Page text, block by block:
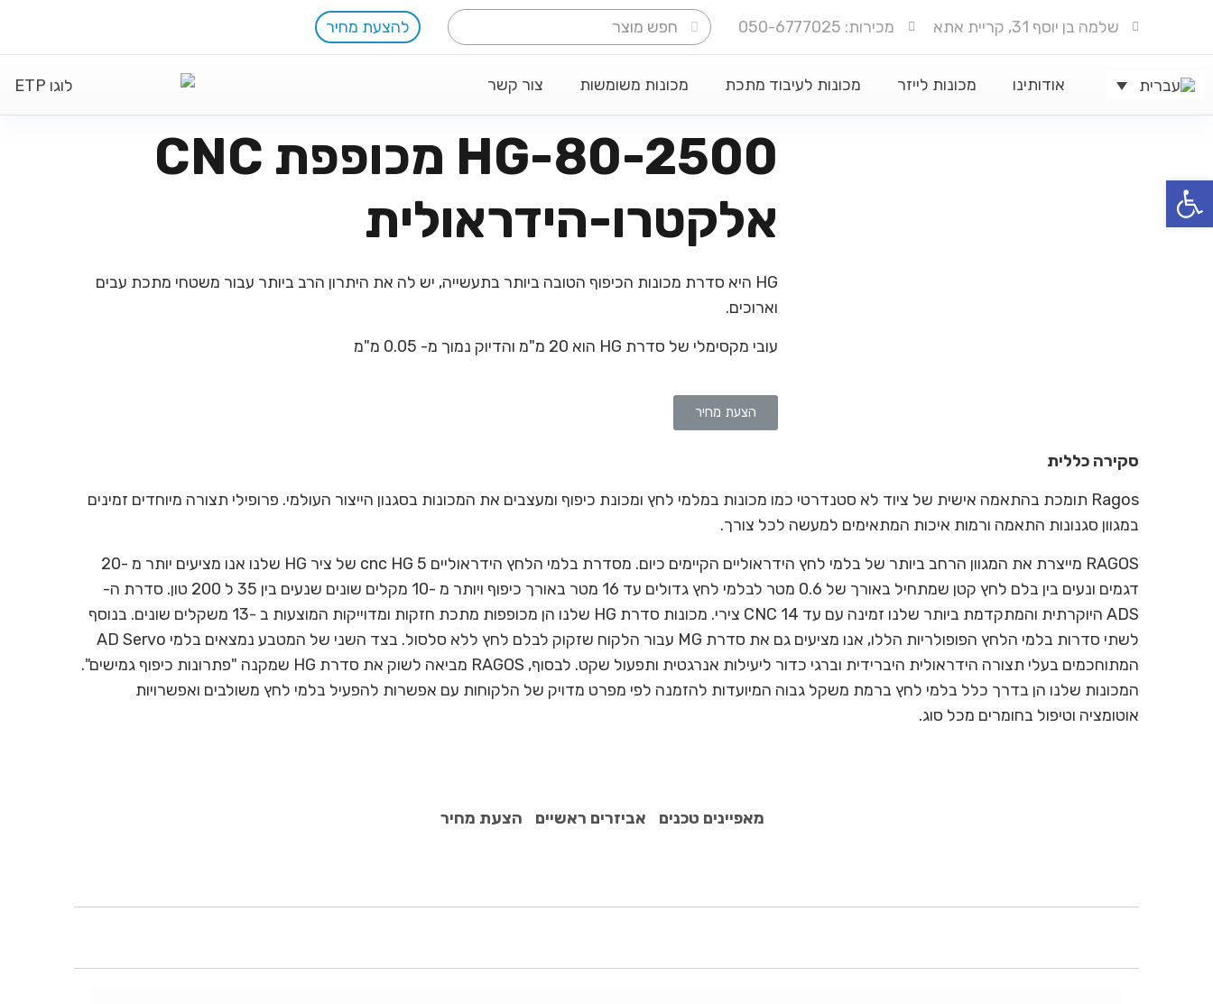
שלמה בן יוסף 31, קריית אתא מכירות: 050-6777025 להצעת מחיר
אודותינו מכונות לייזר מכונות לעיבוד מתכת מכונות משומשות צור קשר
HG-80-2500 מכופפת CNC
אלקטרו-הידראולית
HG היא סדרת מכונות הכיפוף הטובה ביותר בתעשייה, יש לה את היתרון הרב ביותר עבור משטחי מתכת עבים
וארוכים.
עובי מקסימלי של סדרת HG הוא 20 מ"מ והדיוק נמוך מ- 0.05 מ"מ
הצעת מחיר
סקירה כללית
Ragos תומכת בהתאמה אישית של ציוד לא סטנדרטי כמו מכונות במלמי לחץ ומכונת כיפוף ומעצבים את המכונות בסגנון הייצור העולמי. פרופילי תצורה מיוחדים זמינים
במגוון סגנונות התאמה ורמות איכות המתאימים למעשה לכל צורך.
RAGOS מייצרת את המגוון הרחב ביותר של בלמי לחץ הידראוליים הקיימים כיום. מסדרת בלמי הלחץ הידראוליים cnc HG 5 של ציר HG שלנו אנו מציעים יותר מ -20
דגמים ונעים בין בלם לחץ קטן שמתחיל באורך של 0.6 מטר לבלמי לחץ גדולים עד 16 מטר באורך כיפוף ויותר מ -10 מקלים שונים שנעים בין 35 ל 200 טון. סדרת ה-
ADS היוקרתית והמתקדמת ביותר שלנו זמינה עם עד 14 CNC צירי. מכונות סדרת HG שלנו הן מכופפות מתכת חזקות ומדוייקות המוצעות ב -13 משקלים שונים. בנוסף
לשתי סדרות בלמי הלחץ הפופולריות הללו, אנו מציעים גם את סדרת MG עבור הלקוח שזקוק לבלם לחץ ללא סלסול. בצד השני של המטבע נמצאים בלמי AD Servo
המתוחכמים בעלי תצורה הידראולית היברידית וברגי כדור ליעילות אנרגטית ותפעול שקט. לבסוף, RAGOS מביאה לשוק את סדרת HG שמקנה "פתרונות כיפוף גמישים".
המכונות שלנו הן בדרך כלל בלמי לחץ ברמת משקל גבוה המיועדות להזמנה לפי מפרט מדויק של הלקוחות עם אפשרות להפעיל בלמי לחץ משולבים ואפשרויות
אוטומציה וטיפול בחומרים מכל סוג.
מאפיינים טכנים אביזרים ראשיים הצעת מחיר
נגישות